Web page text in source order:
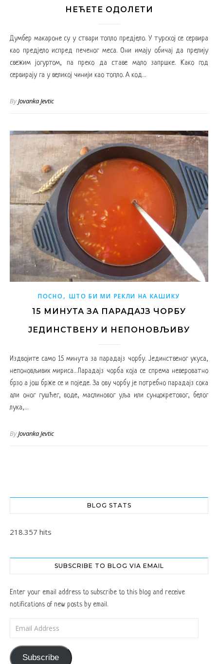
НЕЋЕТЕ ОДОЛЕТИ
Думбер макароне су у ствари топло предјело. У турској се сервира
као предјело испред печеног меса. Они имају обичај да прелију
свежим јогуртом, па преко да ставе мало запршке. Како год
сервирају га у великој чинији као топло. А код…
ByJovanka Jevtic
ПОСНО , ШТО БИ МИ РЕКЛИ НА КАШИКУ
15 МИНУТА ЗА ПАРАДАЈЗ ЧОРБУ
ЈЕДИНСТВЕНУ И НЕПОНОВЉИВУ
Издвојите само 15 минута за парадајз чорбу. Јединственог укуса,
непоновљивих мириса…Парадајз чорба која се спрема невероватно
брзо а још брже се и поједе. За ову чорбу је потребно парадајз сока
али оног гушћег, воде, маслиновог уља или сунцокретовог, белог
лука,…
ByJovanka Jevtic
BLOG STATS
218.357 hits
SUBSCRIBE TO BLOG VIA EMAIL
Enter your email address to subscribe to this blog and receive
notifications of new posts by email.
Email Address
Subscribe